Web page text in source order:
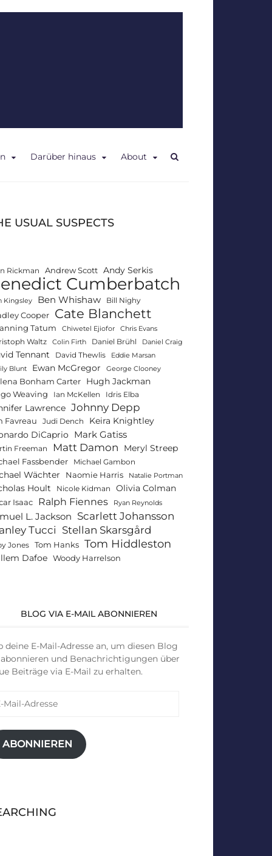
Darüber hinaus About
USUAL SUSPECTS
Rickman Andrew Scott Andy Serkis
Cumberbatch
Kingsley Ben Whishaw Bill Nighy
Cooper Cate Blanchett
Tatum Chiwetel Ejiofor Chris Evans
Waltz Colin Firth Daniel Brühl Daniel Craig
Tennant David Thewlis
Eddie Marsan
Blunt
Ewan McGregor George Clooney
Bonham Carter Hugh Jackman
Weaving Ian McKellen Idris Elba
Lawrence Johnny Depp
Favreau Judi Dench
Keira Knightley
DiCaprio
Mark Gatiss
Freeman Matt Damon Meryl Streep
Fassbender Michael Gambon
Wächter Naomie Harris Natalie Portman
Hoult Nicole Kidman Olivia Colman
Isaac Ralph Fiennes Ryan Reynolds
L. Jackson Scarlett Johansson
Tucci Stellan Skarsgård
Jones Tom Hanks Tom Hiddleston
Dafoe Woody Harrelson
BLOG VIA E-MAIL ABONNIEREN
deine E-Mail-Adresse an, um diesen Blog
und Benachrichtigungen über
Beiträge via E-Mail zu erhalten.
ABONNIEREN